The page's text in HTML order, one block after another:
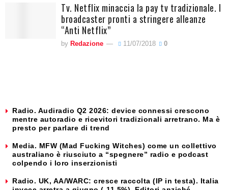
Tv. Netflix minaccia la pay tv tradizionale. I
broadcaster pronti a stringere alleanze
“Anti Netflix”
by Redazione 11/07/2018 0
Radio. Audiradio Q2 2026: device connessi crescono
mentre autoradio e ricevitori tradizionali arretrano. Ma è
presto per parlare di trend
Media. MFW (Mad Fucking Witches) come un collettivo
australiano è riusciuto a “spegnere” radio e podcast
colpendo i loro inserzionisti
Radio. UK, AA/WARC: cresce raccolta (IP in testa). Italia